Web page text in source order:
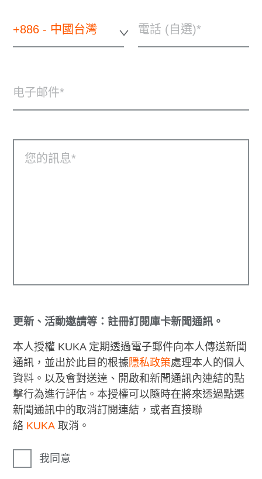
+886 - 中國台灣 電話 (自選)
电子邮件
您的訊息
更新、活動邀請等：註冊訂閱庫卡新聞通訊。
本人授權 KUKA 定期透過電子郵件向本人傳送新聞
通訊，並出於此目的根據 隱私政策處理本人的個人
資料。以及會對送達、開啟和新聞通訊內連結的點
擊行為進行評估。本授權可以隨時在將來透過點選
新聞通訊中的取消訂閱連結，或者直接聯
絡 KUKA 取消。
我同意